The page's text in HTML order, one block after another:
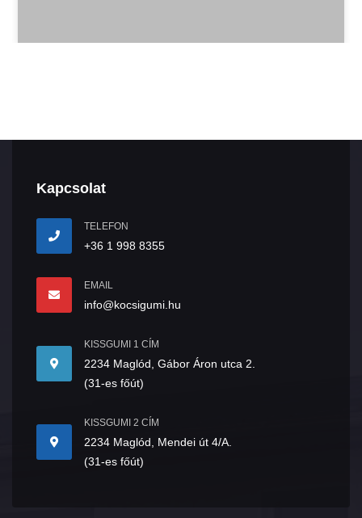
Kapcsolat
TELEFON
+36 1 998 8355
EMAIL
info@kocsigumi.hu
KISSGUMI 1 CÍM
2234 Maglód, Gábor Áron utca 2.
(31-es főút)
KISSGUMI 2 CÍM
2234 Maglód, Mendei út 4/A.
(31-es főút)